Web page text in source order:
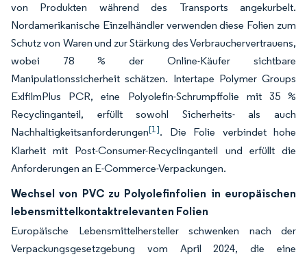
von Produkten während des Transports angekurbelt.
Nordamerikanische Einzelhändler verwenden diese Folien zum
Schutz von Waren und zur Stärkung des Verbrauchervertrauens,
wobei 78 % der Online-Käufer sichtbare
Manipulationssicherheit schätzen. Intertape Polymer Groups
ExlfilmPlus PCR, eine Polyolefin-Schrumpffolie mit 35 %
Recyclinganteil, erfüllt sowohl Sicherheits- als auch
Nachhaltigkeitsanforderungen[1]. Die Folie verbindet hohe
Klarheit mit Post-Consumer-Recyclinganteil und erfüllt die
Anforderungen an E-Commerce-Verpackungen.
Wechsel von PVC zu Polyolefinfolien in europäischen
lebensmittelkontaktrelevanten Folien
Europäische Lebensmittelhersteller schwenken nach der
Verpackungsgesetzgebung vom April 2024, die eine